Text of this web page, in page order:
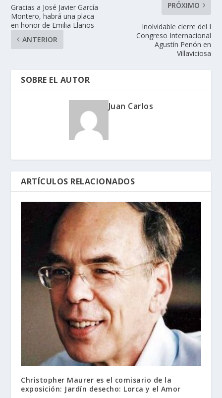
Gracias a José Javier García
Montero, habrá una placa
en honor de Emilia Llanos
ANTERIOR
PRÓXIMO
Inolvidable cierre del I
Congreso Internacional
Agustín Penón en
Villaviciosa
SOBRE EL AUTOR
Juan Carlos
ARTÍCULOS RELACIONADOS
Christopher Maurer es el comisario de la
exposición: Jardín desecho: Lorca y el Amor